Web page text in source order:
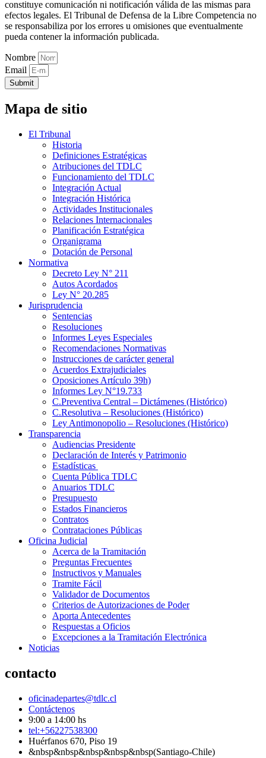
constituye comunicación ni notificación válida de las mismas para
efectos legales. El Tribunal de Defensa de la Libre Competencia no
se responsabiliza por los errores u omisiones que eventualmente
pueda contener la información publicada.
Nombre
Email
Submit
Mapa de sitio
El Tribunal
Historia
Definiciones Estratégicas
Atribuciones del TDLC
Funcionamiento del TDLC
Integración Actual
Integración Histórica
Actividades Institucionales
Relaciones Internacionales
Planificación Estratégica
Organigrama
Dotación de Personal
Normativa
Decreto Ley N° 211
Autos Acordados
Ley N° 20.285
Jurisprudencia
Sentencias
Resoluciones
Informes Leyes Especiales
Recomendaciones Normativas
Instrucciones de carácter general
Acuerdos Extrajudiciales
Oposiciones Artículo 39h)
Informes Ley N°19.733
C.Preventiva Central – Dictámenes (Histórico)
C.Resolutiva – Resoluciones (Histórico)
Ley Antimonopolio – Resoluciones (Histórico)
Transparencia
Audiencias Presidente
Declaración de Interés y Patrimonio
Estadísticas
Cuenta Pública TDLC
Anuarios TDLC
Presupuesto
Estados Financieros
Contratos
Contrataciones Públicas
Oficina Judicial
Acerca de la Tramitación
Preguntas Frecuentes
Instructivos y Manuales
Tramite Fácil
Validador de Documentos
Criterios de Autorizaciones de Poder
Aporta Antecedentes
Respuestas a Oficios
Excepciones a la Tramitación Electrónica
Noticias
contacto
oficinadepartes@tdlc.cl
Contáctenos
9:00 a 14:00 hs
tel:+56227538300
Huérfanos 670, Piso 19
&nbsp&nbsp&nbsp&nbsp&nbsp(Santiago-Chile)